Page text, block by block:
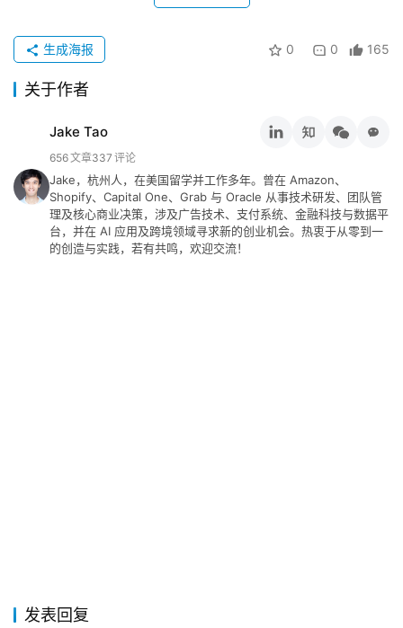
0 0 165
生成海报
关于作者
Jake Tao
656文章337 评论
Jake，杭州人，在美国留学并工作多年。曾在 Amazon、
Shopify、Capital One、Grab 与 Oracle 从事技术研发、团队管
理及核心商业决策，涉及广告技术、支付系统、金融科技与数据平
台，并在 AI 应用及跨境领域寻求新的创业机会。热衷于从零到一
的创造与实践，若有共鸣，欢迎交流！
发表回复